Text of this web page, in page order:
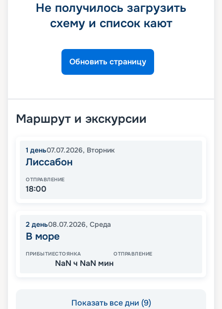
Не получилось загрузить
схему и список кают
Обновить страницу
Маршрут и экскурсии
1 день07.07.2026, Вторник
Лиссабон
ОТПРАВЛЕНИЕ
18:00
2 день08.07.2026, Среда
В море
ПРИБЫТИЕСТОЯНКА
NaN ч NaN мин
ОТПРАВЛЕНИЕ
Показать все дни (9)